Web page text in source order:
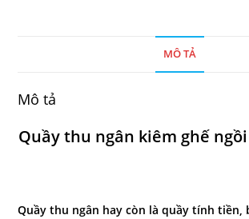
MÔ TẢ
Mô tả
Quầy thu ngân kiêm ghế
Quầy thu ngân hay còn là quầy tính tiền,